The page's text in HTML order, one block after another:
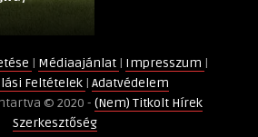
| Médiaajánlat | Impresszum |
Feltételek | Adatvédelem
© 2020 - (Nem) Titkolt Hírek
Szerkesztőség